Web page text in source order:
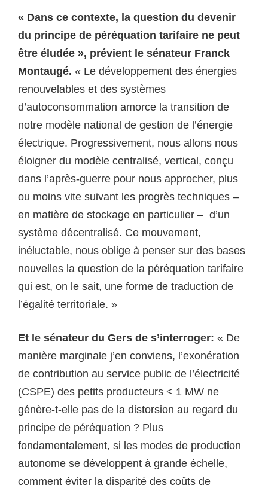
« Dans ce contexte, la question du devenir
du principe de péréquation tarifaire ne peut
être éludée », prévient le sénateur Franck
Montaugé. « Le développement des énergies
renouvelables et des systèmes
d’autoconsommation amorce la transition de
notre modèle national de gestion de l’énergie
électrique. Progressivement, nous allons nous
éloigner du modèle centralisé, vertical, conçu
dans l’après-guerre pour nous approcher, plus
ou moins vite suivant les progrès techniques –
en matière de stockage en particulier – d’un
système décentralisé. Ce mouvement,
inéluctable, nous oblige à penser sur des bases
nouvelles la question de la péréquation tarifaire
qui est, on le sait, une forme de traduction de
l’égalité territoriale. »
Et le sénateur du Gers de s’interroger: « De
manière marginale j’en conviens, l’exonération
de contribution au service public de l’électricité
(CSPE) des petits producteurs < 1 MW ne
génère-t-elle pas de la distorsion au regard du
principe de péréquation ? Plus
fondamentalement, si les modes de production
autonome se développent à grande échelle,
comment éviter la disparité des coûts de